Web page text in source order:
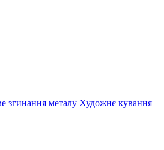
згинання металу Художнє кування